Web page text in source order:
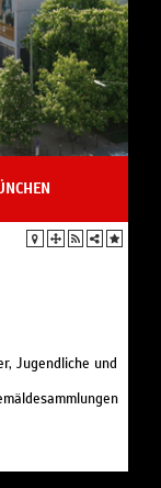
Jugendliche und